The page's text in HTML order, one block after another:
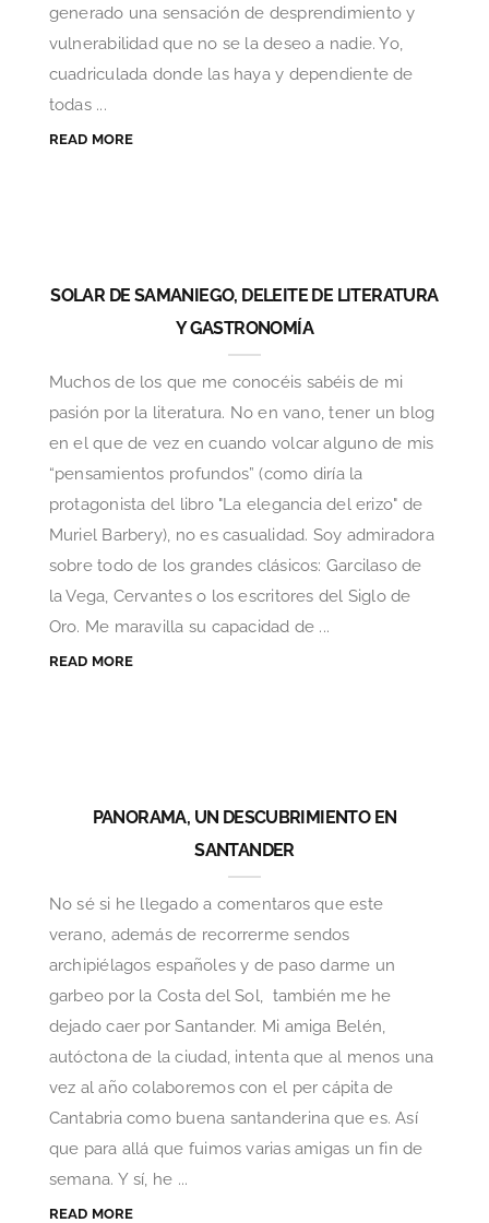
generado una sensación de desprendimiento y
vulnerabilidad que no se la deseo a nadie. Yo,
cuadriculada donde las haya y dependiente de
todas ...
READ MORE
SOLAR DE SAMANIEGO, DELEITE DE LITERATURA
Y GASTRONOMÍA
Muchos de los que me conocéis sabéis de mi
pasión por la literatura. No en vano, tener un blog
en el que de vez en cuando volcar alguno de mis
“pensamientos profundos” (como diría la
protagonista del libro "La elegancia del erizo" de
Muriel Barbery), no es casualidad. Soy admiradora
sobre todo de los grandes clásicos: Garcilaso de
la Vega, Cervantes o los escritores del Siglo de
Oro. Me maravilla su capacidad de ...
READ MORE
PANORAMA, UN DESCUBRIMIENTO EN
SANTANDER
No sé si he llegado a comentaros que este
verano, además de recorrerme sendos
archipiélagos españoles y de paso darme un
garbeo por la Costa del Sol, también me he
dejado caer por Santander. Mi amiga Belén,
autóctona de la ciudad, intenta que al menos una
vez al año colaboremos con el per cápita de
Cantabria como buena santanderina que es. Así
que para allá que fuimos varias amigas un fin de
semana. Y sí, he ...
READ MORE